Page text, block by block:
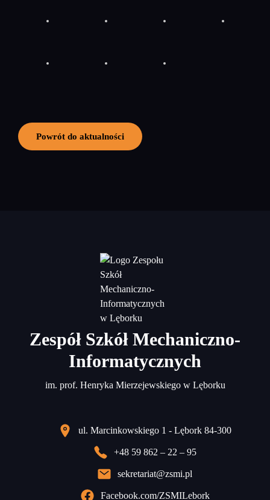
Powrót do aktualności
Zespół Szkół Mechaniczno-
Informatycznych
im. prof. Henryka Mierzejewskiego w Lęborku
ul. Marcinkowskiego 1 - Lębork 84-300
+48 59 862 – 22 – 95
sekretariat@zsmi.pl
Facebook.com/ZSMILebork